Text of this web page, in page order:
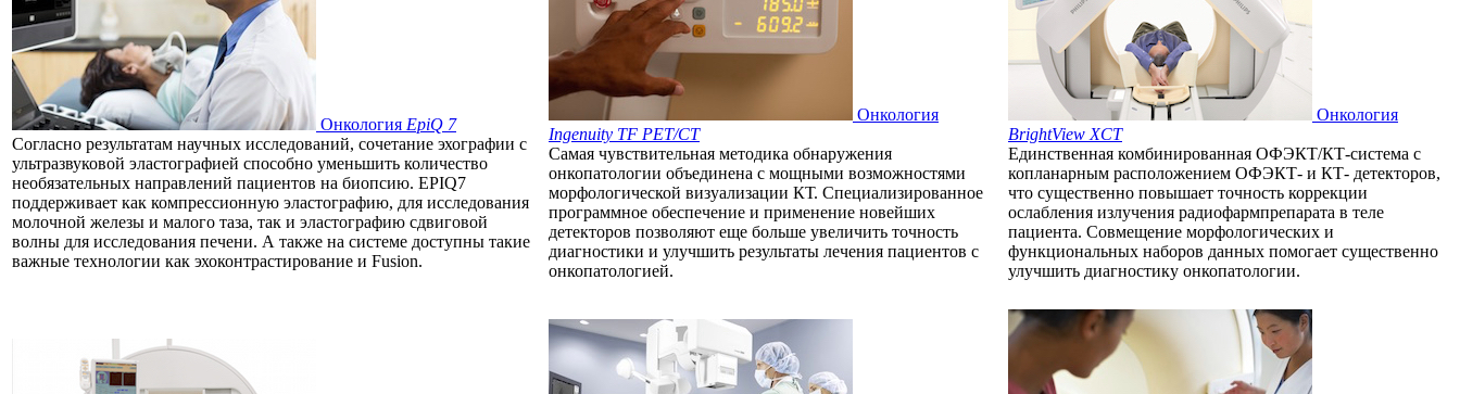
Онкология EpiQ 7
Согласно результатам научных исследований, сочетание эхографии с
ультразвуковой эластографией способно уменьшить количество
необязательных направлений пациентов на биопсию. EPIQ7
поддерживает как компрессионную эластографию, для исследования
молочной железы и малого таза, так и эластографию сдвиговой
волны для исследования печени. А также на системе доступны такие
важные технологии как эхоконтрастирование и Fusion.
Онкология
Ingenuity TF PET/CT
Самая чувствительная методика обнаружения
онкопатологии объединена с мощными возможностями
морфологической визуализации КТ. Специализированное
программное обеспечение и применение новейших
детекторов позволяют еще больше увеличить точность
диагностики и улучшить результаты лечения пациентов с
онкопатологией.
Онкология
BrightView XCT
Единственная комбинированная ОФЭКТ/КТ-система с
копланарным расположением ОФЭКТ- и КТ- детекторов,
что существенно повышает точность коррекции
ослабления излучения радиофармпрепарата в теле
пациента. Совмещение морфологических и
функциональных наборов данных помогает существенно
улучшить диагностику онкопатологии.